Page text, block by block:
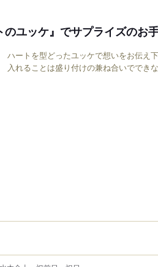
ユッケ』でサプライズのお
ハートを型どったユッケで想いをお伝え
入れることは盛り付けの兼ね合いででき